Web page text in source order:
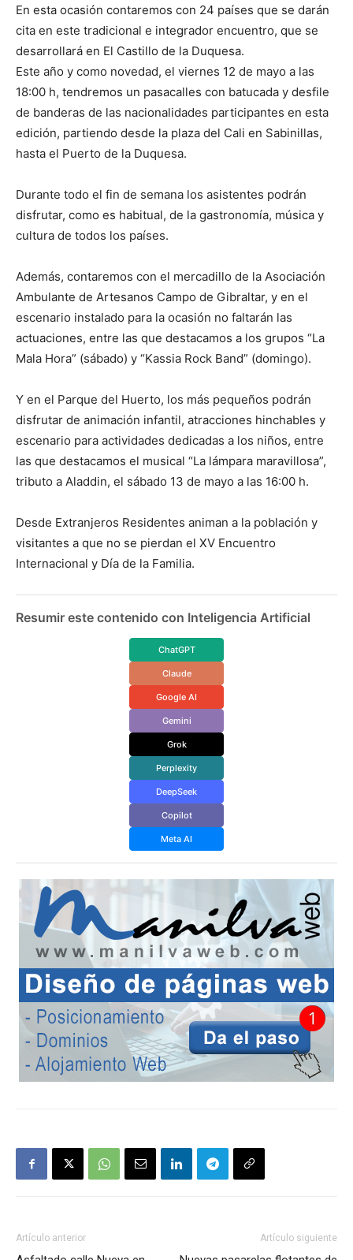
En esta ocasión contaremos con 24 países que se darán
cita en este tradicional e integrador encuentro, que se
desarrollará en El Castillo de la Duquesa.
Este año y como novedad, el viernes 12 de mayo a las
18:00 h, tendremos un pasacalles con batucada y desfile
de banderas de las nacionalidades participantes en esta
edición, partiendo desde la plaza del Cali en Sabinillas,
hasta el Puerto de la Duquesa.
Durante todo el fin de semana los asistentes podrán
disfrutar, como es habitual, de la gastronomía, música y
cultura de todos los países.
Además, contaremos con el mercadillo de la Asociación
Ambulante de Artesanos Campo de Gibraltar, y en el
escenario instalado para la ocasión no faltarán las
actuaciones, entre las que destacamos a los grupos “La
Mala Hora” (sábado) y “Kassia Rock Band” (domingo).
Y en el Parque del Huerto, los más pequeños podrán
disfrutar de animación infantil, atracciones hinchables y
escenario para actividades dedicadas a los niños, entre
las que destacamos el musical “La lámpara maravillosa”,
tributo a Aladdin, el sábado 13 de mayo a las 16:00 h.
Desde Extranjeros Residentes animan a la población y
visitantes a que no se pierdan el XV Encuentro
Internacional y Día de la Familia.
Resumir este contenido con Inteligencia Artificial
ChatGPT
Claude
Google AI
Gemini
Grok
Perplexity
DeepSeek
Copilot
Meta AI
Artículo anterior Artículo siguiente